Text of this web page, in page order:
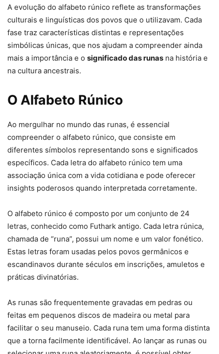
A evolução do alfabeto rúnico reflete as transformações
culturais e linguísticas dos povos que o utilizavam. Cada
fase traz características distintas e representações
simbólicas únicas, que nos ajudam a compreender ainda
mais a importância e o significado das runas na história e
na cultura ancestrais.
O Alfabeto Rúnico
Ao mergulhar no mundo das runas, é essencial
compreender o alfabeto rúnico, que consiste em
diferentes símbolos representando sons e significados
específicos. Cada letra do alfabeto rúnico tem uma
associação única com a vida cotidiana e pode oferecer
insights poderosos quando interpretada corretamente.
O alfabeto rúnico é composto por um conjunto de 24
letras, conhecido como Futhark antigo. Cada letra rúnica,
chamada de “runa”, possui um nome e um valor fonético.
Estas letras foram usadas pelos povos germânicos e
escandinavos durante séculos em inscrições, amuletos e
práticas divinatórias.
As runas são frequentemente gravadas em pedras ou
feitas em pequenos discos de madeira ou metal para
facilitar o seu manuseio. Cada runa tem uma forma distinta
que a torna facilmente identificável. Ao lançar as runas ou